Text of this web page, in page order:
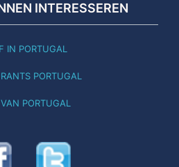
INTERESSEREN
IN PORTUGAL
PORTUGAL
PORTUGAL